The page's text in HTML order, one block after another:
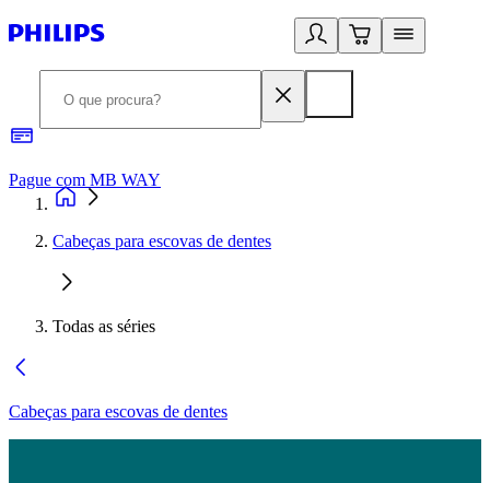
Pague com MB WAY
Cabeças para escovas de dentes
Todas as séries
Cabeças para escovas de dentes